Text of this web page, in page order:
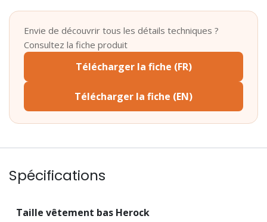
Envie de découvrir tous les détails techniques ?
Consultez la fiche produit
Télécharger la fiche (FR)
Télécharger la fiche (EN)
Spécifications
Taille vêtement bas Herock